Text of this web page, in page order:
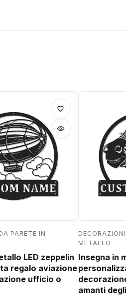
PARETE IN
LED zeppelin
regalo aviazione
ufficio o
METALLO
Insegna in
amanti